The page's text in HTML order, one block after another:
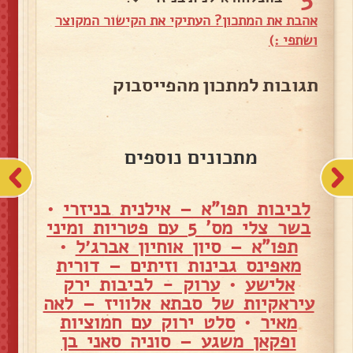
אהבת את המתכון? העתיקי את הקישור המקוצר
ושתפי :)
תגובות למתכון מהפייסבוק
מתכונים נוספים
לביבות תפו"א – אילנית בניזרי •
בשר צלי מס' 5 עם פטריות ומיני
תפו"א – סיון אוחיון אברג׳ל •
מאפינס גבינות וזיתים – דורית
אלישע •ערוק - לביבות ירק
עיראקיות של סבתא אלוויז – לאה
מאיר •סלט ירוק עם חמוציות
ופקאן משגע – סוניה סאני בן